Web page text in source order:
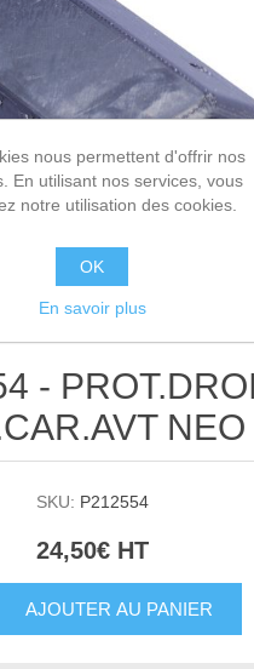
-
NEO
SKU: P212554
24,50€ HT
AJOUTER AU PANIER
nous permettent d'offrir nos
En utilisant nos services, vous
notre utilisation des cookies.
OK
En savoir plus